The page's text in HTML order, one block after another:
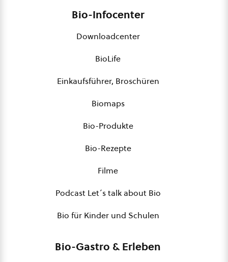
Bio-Infocenter
Downloadcenter
BioLife
Einkaufsführer, Broschüren
Biomaps
Bio-Produkte
Bio-Rezepte
Filme
Podcast Let´s talk about Bio
Bio für Kinder und Schulen
Bio-Gastro & Erleben